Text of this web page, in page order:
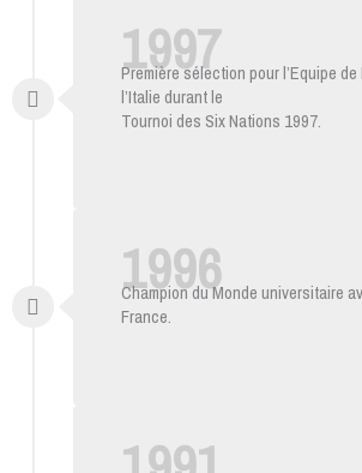
1997
Première sélection pour l’Equipe
l’Italie durant le
Tournoi des Six Nations 1997.
1996
Champion du Monde universitaire
France.